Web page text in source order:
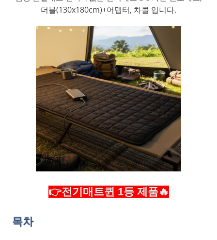
더블(130x180cm)+어댑터, 차콜 입니다.
👉전기매트퀸 1등 제품🔥
목차